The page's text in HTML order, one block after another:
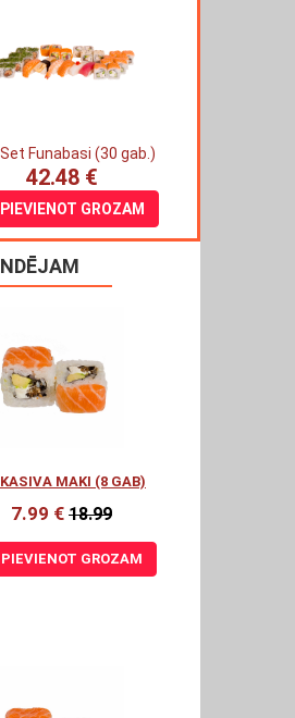
Funabasi (30 gab.)
42.48 €
PIEVIENOT GROZAM
MAKI (8 GAB)
7.99 € 18.99
PIEVIENOT GROZAM